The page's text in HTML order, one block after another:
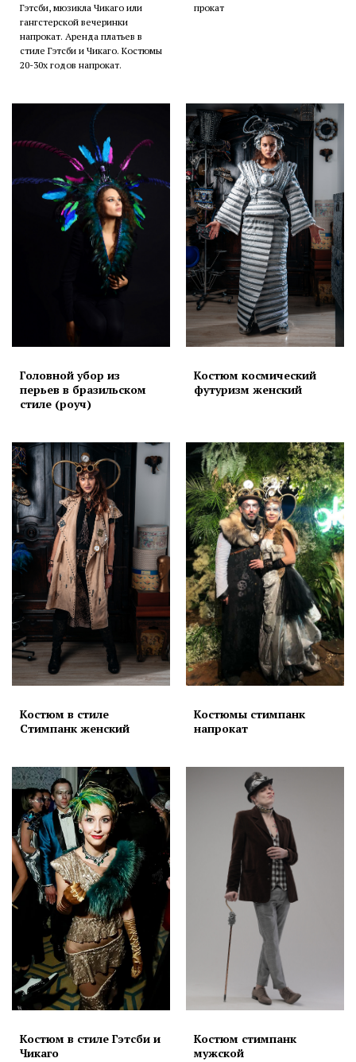
Гэтсби, мюзикла Чикаго или
гангстерской вечеринки
напрокат. Аренда платьев в
стиле Гэтсби и Чикаго. Костюмы
20-30х годов напрокат.
прокат
Головной убор из
перьев в бразильском
стиле (роуч)
Костюм космический
футуризм женский
Костюм в стиле
Стимпанк женский
Костюмы стимпанк
напрокат
Костюм в стиле Гэтсби и
Чикаго
Костюм стимпанк
мужской